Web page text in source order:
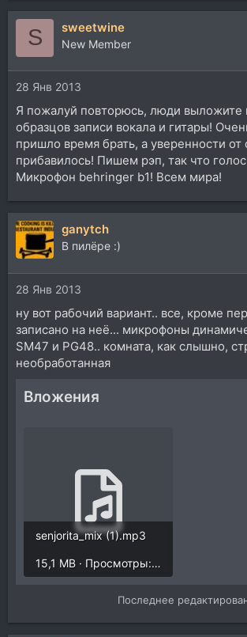
S sweetwine
New Member
28 Янв 2013
Я пожалуй повторюсь, люди выложите
образцов записи вокала и гитары!
пришло время брать, а уверенности
прибавилось! Пишем рэп, так что
Микрофон behringer b1! Всем мира!
ganytch
В пилёре :)
28 Янв 2013
ну вот рабочий вариант.. все, кроме
записано на неё... микрофоны
SM47 и PG48.. комната, как слышно,
необработанная
Вложения
senjorita_mix (1).mp3
15,1 MB · Просмотры: 62
Последнее